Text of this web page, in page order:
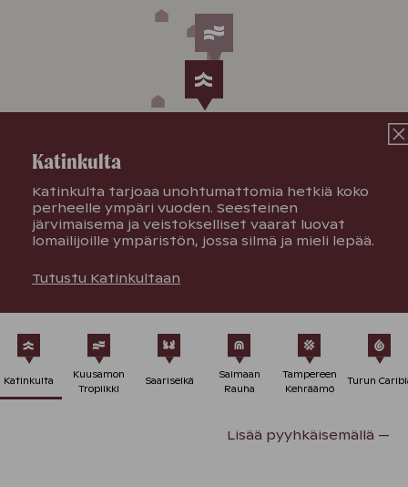
Katinkulta
Katinkulta tarjoaa unohtumattomia hetkiä koko
perheelle ympäri vuoden. Seesteinen
järvimaisema ja veistokselliset vaarat luovat
lomailijoille ympäristön, jossa silmä ja mieli lepää.
Tutustu Katinkultaan
Katinkulta
Kuusamon
Tropiikki
Saariselkä
Saimaan
Rauha
Tampereen
Kehräämö
Turun
Lisää pyyhkäisemällä —